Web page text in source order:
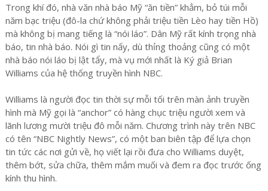
Trong khí đó, nhà văn nhà báo Mỹ “ăn tiền” khẳm, bỏ túi mỗi
năm bạc triệu (đô-la chứ không phải triệu tiền Lèo hay tiền Hồ)
mà không bị mang tiếng là “nói láo”. Dân Mỹ rất kính trọng nhà
báo, tin nhà báo. Nói gì tin nấy, dù thỉng thoảng cũng có một
nhà báo nói láo bị lật tẩy, mà vụ mới nhất là Ký‎ giả Brian
Williams của hệ thống truyền hình NBC.
Williams là người đọc tin thời sự mỗi tối trên màn ảnh truyền
hình mà Mỹ gọi là “anchor” có hàng chục triệu người xem và
lãnh lương mười triệu đô mỗi năm. Chương trình này trên NBC
có tên “NBC Nightly News”, có một ban biên tập để lựa chọn
tin tức các nơi gửi về, họ viết lại rồi đưa cho Williams duyệt,
thêm bớt, sửa chữa, thêm mắm muối và đem ra đọc trước ống
kính thu hình.